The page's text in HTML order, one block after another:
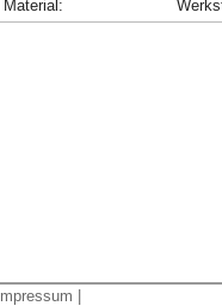
Material:
Impressum